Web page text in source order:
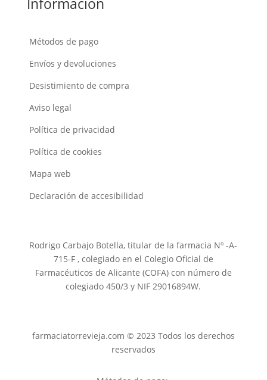
Métodos de pago
Envíos y devoluciones
Desistimiento de compra
Aviso legal
Política de privacidad
Política de cookies
Mapa web
Declaración de accesibilidad
Rodrigo Carbajo Botella, titular de la farmacia Nº -A-
715-F , colegiado en el Colegio Oficial de
Farmacéuticos de Alicante (COFA) con número de
colegiado 450/3 y NIF 29016894W.
farmaciatorrevieja.com © 2023 Todos los derechos
reservados